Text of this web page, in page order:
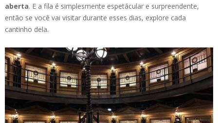
aberta. E a fila é simplesmente espetácular e surpreendente,
então se você vai visitar durante esses dias, explore cada
cantinho dela.